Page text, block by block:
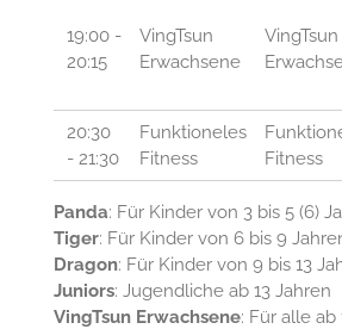
19:00 -
20:15
VingTsun
Erwachsene
VingTsun
20:30
- 21:30
Funktioneles
Fitness
Fitness
Panda: Für Kinder von 3 bis 5 (6)
Tiger: Für Kinder von 6 bis 9
Dragon: Für Kinder von 9 bis 13
Juniors: Jugendliche ab 13 Jahren
VingTsun Erwachsene: Für alle ab